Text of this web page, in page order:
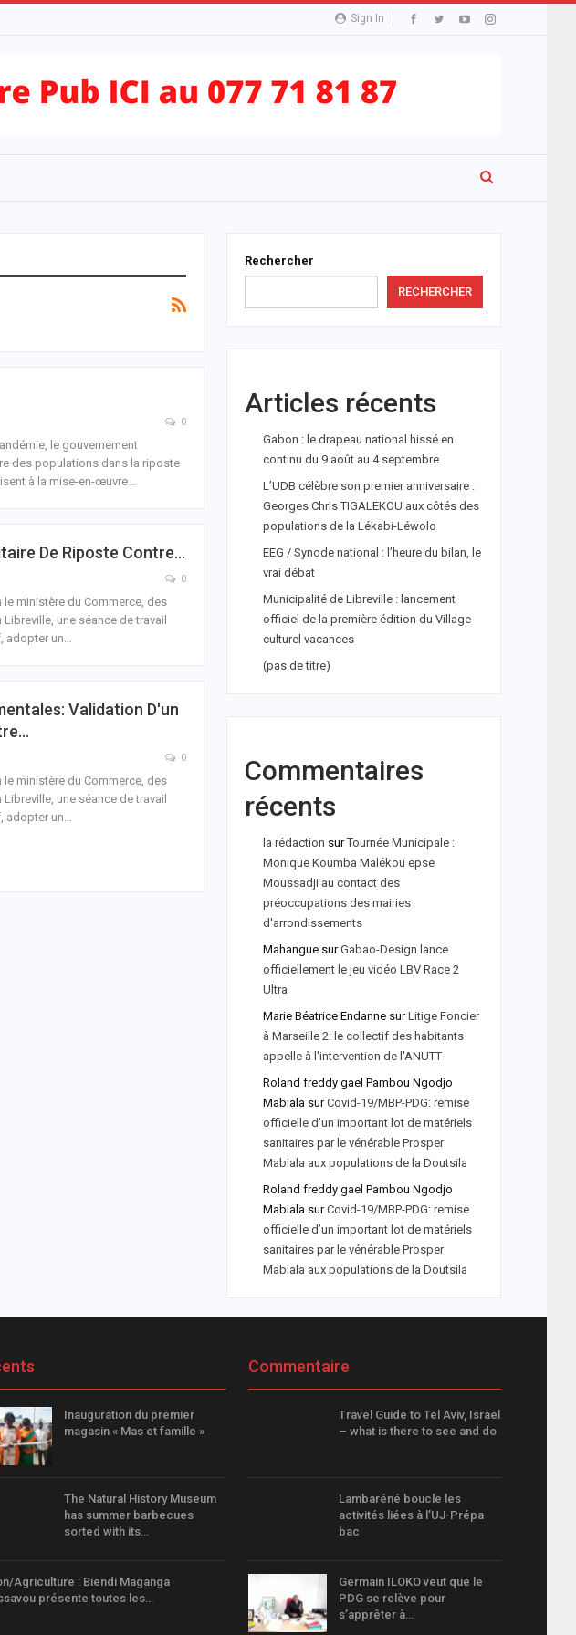
Sign In
0
le gouvernement
des populations dans la riposte
à la mise-en-œuvre…
De Riposte Contre…
0
ministère du Commerce, des
une séance de travail
adopter un…
Validation D'un
0
ministère du Commerce, des
une séance de travail
adopter un…
Rechercher
RECHERCHER
Articles récents
Gabon : le drapeau national hissé en
continu du 9 août au 4 septembre
L’UDB célèbre son premier anniversaire :
Georges Chris TIGALEKOU aux côtés des
populations de la Lékabi-Léwolo
EEG / Synode national : l’heure du bilan, le
vrai débat
Municipalité de Libreville : lancement
officiel de la première édition du Village
culturel vacances
(pas de titre)
Commentaires
récents
la rédaction surTournée Municipale :
Monique Koumba Malékou epse
Moussadji au contact des
préoccupations des mairies
d'arrondissements
MahanguesurGabao-Design lance
officiellement le jeu vidéo LBV Race 2
Ultra
Marie Béatrice EndannesurLitige Foncier
à Marseille 2: le collectif des habitants
appelle à l'intervention de l'ANUTT
Roland freddy gael Pambou Ngodjo
MabialasurCovid-19/MBP-PDG: remise
officielle d'un important lot de matériels
sanitaires par le vénérable Prosper
Mabiala aux populations de la Doutsila
Roland freddy gael Pambou Ngodjo
MabialasurCovid-19/MBP-PDG: remise
officielle d’un important lot de matériels
sanitaires par le vénérable Prosper
Mabiala aux populations de la Doutsila
Inauguration du premier
magasin « Mas et famille »
The Natural History Museum
has summer barbecues
sorted with its…
Agriculture : Biendi Maganga
présente toutes les…
Commentaire
Travel Guide to Tel Aviv, Israel
– what is there to see and do
Lambaréné boucle les
activités liées à l’UJ-Prépa
bac
Germain ILOKO veut que le
PDG se relève pour
s’apprêter à…